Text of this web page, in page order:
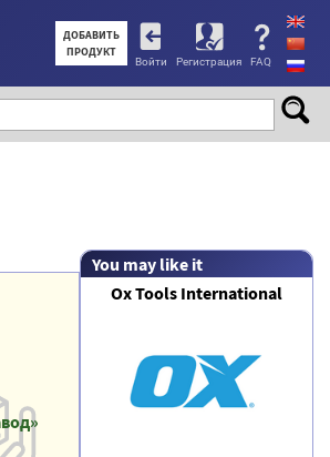
ДОБАВИТЬ
ПРОДУКТ
User
account
menu
Войти Регистрация FAQ
You may like it
Ox Tools International